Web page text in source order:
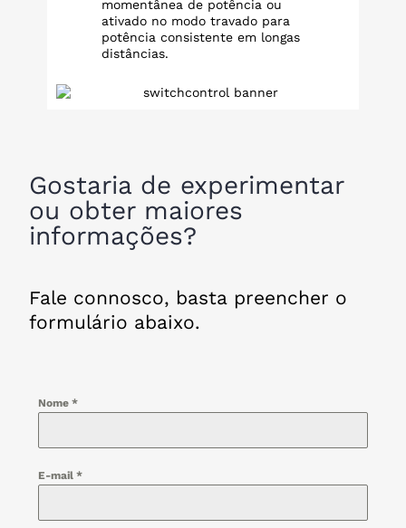
momentânea de potência ou
ativado no modo travado para
potência consistente em longas
distâncias.
Gostaria de experimentar
ou obter maiores
informações?
Fale connosco, basta preencher o
formulário abaixo.
Nome*
E-mail*